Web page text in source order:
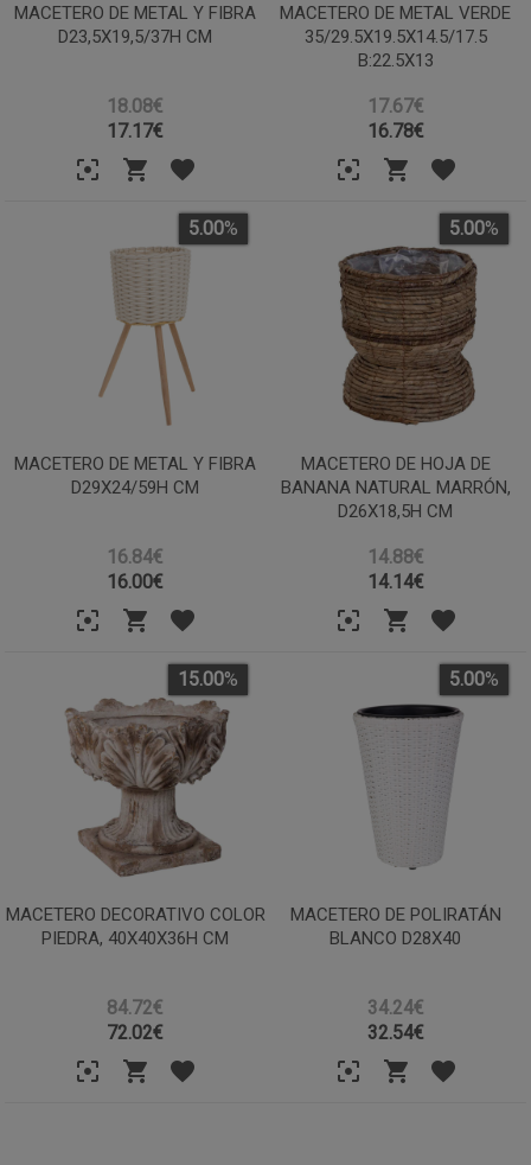
MACETERO DE METAL Y FIBRA
D23,5X19,5/37H CM
18.08€
17.17€
MACETERO DE METAL VERDE
35/29.5X19.5X14.5/17.5
B:22.5X13
17.67€
16.78€
MACETERO DE METAL Y FIBRA
D29X24/59H CM
16.84€
5.00%
16.00€
MACETERO DE HOJA DE
BANANA NATURAL MARRÓN,
D26X18,5H CM
14.88€
5.00%
14.14€
MACETERO DECORATIVO COLOR
PIEDRA, 40X40X36H CM
84.72€
15.00%
72.02€
MACETERO DE POLIRATÁN
BLANCO D28X40
34.24€
5.00%
32.54€